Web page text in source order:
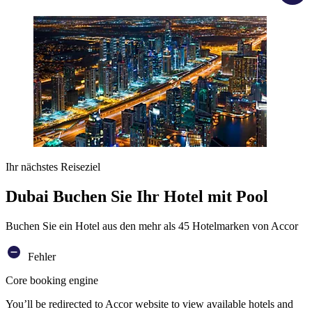
Ihr nächstes Reiseziel
Dubai Buchen Sie Ihr Hotel mit Pool
Buchen Sie ein Hotel aus den mehr als 45 Hotelmarken von Accor
Fehler
Core booking engine
You’ll be redirected to Accor website to view available hotels and